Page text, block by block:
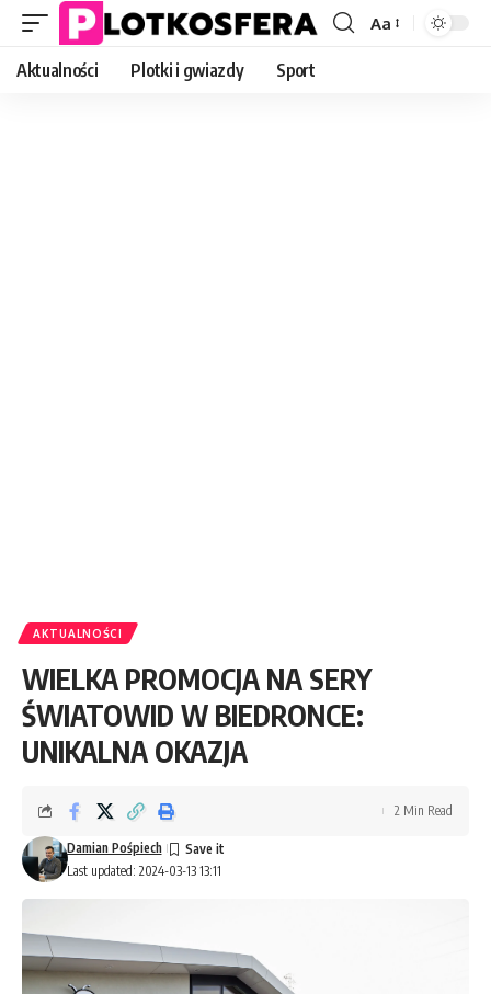
Font
Aa
Aktualności Plotki i gwiazdy Sport
AKTUALNOŚCI
WIELKA PROMOCJA NA SERY
ŚWIATOWID W BIEDRONCE:
UNIKALNA OKAZJA
Last updated: 2024-03-13 13:11
Damian Pośpiech
2 Min Read